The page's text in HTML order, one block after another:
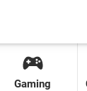
Gaming